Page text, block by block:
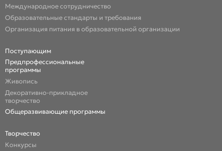
Международное сотрудничество
Образовательные стандарты и требования
Организация питания в образовательной организации
Поступающим
Предпрофессиональные
программы
Живопись
Декоративно-прикладное
творчество
Общеразвивающие программы
Творчество
Конкурсы